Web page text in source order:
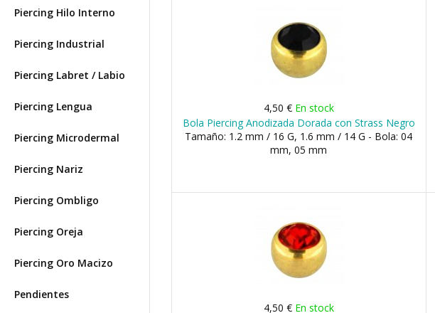
Piercing Hilo Interno
Piercing Industrial
Piercing Labret / Labio
Piercing Lengua
Piercing Microdermal
Piercing Nariz
Piercing Ombligo
Piercing Oreja
Piercing Oro Macizo
Pendientes
4,50 € En stock
Bola Piercing Anodizada Dorada con Strass Negro
Tamaño: 1.2 mm / 16 G, 1.6 mm / 14 G - Bola: 04
mm, 05 mm
4,50 € En stock